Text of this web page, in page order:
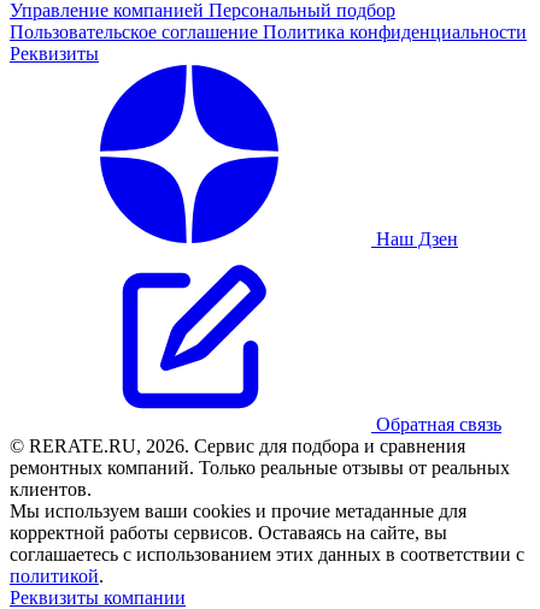
Управление компанией Персональный подбор
Пользовательское соглашение Политика конфиденциальности
Реквизиты
Наш Дзен
Обратная связь
© RERATE.RU, 2026. Сервис для подбора и сравнения
ремонтных компаний. Только реальные отзывы от реальных
клиентов.
Мы используем ваши cookies и прочие метаданные для
корректной работы сервисов. Оставаясь на сайте, вы
соглашаетесь с использованием этих данных в соответствии с
политикой.
Реквизиты компании